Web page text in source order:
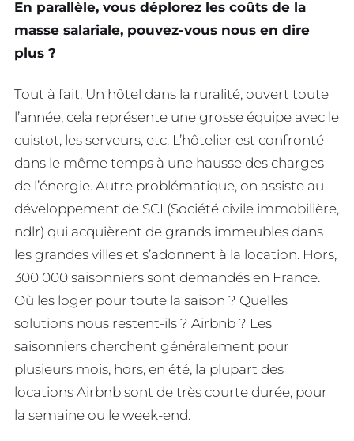
En parallèle, vous déplorez les coûts de la
masse salariale, pouvez-vous nous en dire
plus ?
Tout à fait. Un hôtel dans la ruralité, ouvert toute
l’année, cela représente une grosse équipe avec le
cuistot, les serveurs, etc. L’hôtelier est confronté
dans le même temps à une hausse des charges
de l’énergie. Autre problématique, on assiste au
développement de SCI (Société civile immobilière,
ndlr) qui acquièrent de grands immeubles dans
les grandes villes et s’adonnent à la location. Hors,
300 000 saisonniers sont demandés en France.
Où les loger pour toute la saison ? Quelles
solutions nous restent-ils ? Airbnb ? Les
saisonniers cherchent généralement pour
plusieurs mois, hors, en été, la plupart des
locations Airbnb sont de très courte durée, pour
la semaine ou le week-end.